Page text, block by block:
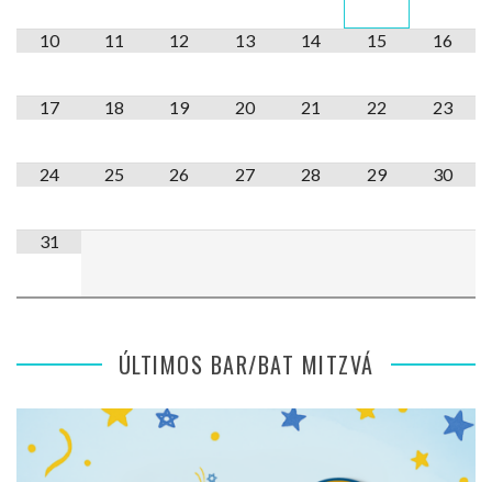
10 11 12 13 14 15 16
17 18 19 20 21 22 23
24 25 26 27 28 29 30
31
ÚLTIMOS BAR/BAT MITZVÁ